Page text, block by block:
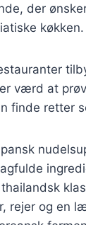
der
køkken.
værd at
finde retter
thailandsk
rejer og en